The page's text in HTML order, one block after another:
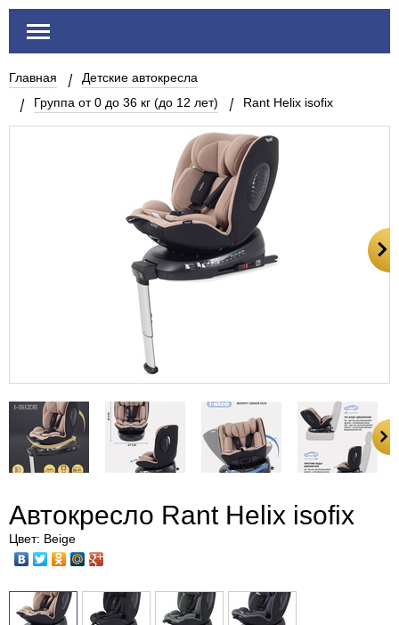
Главная
Детские автокресла
Группа от 0 до 36 кг (до 12 лет)
Rant Helix isofix
Автокресло Rant Helix isofix
Цвет: Beige